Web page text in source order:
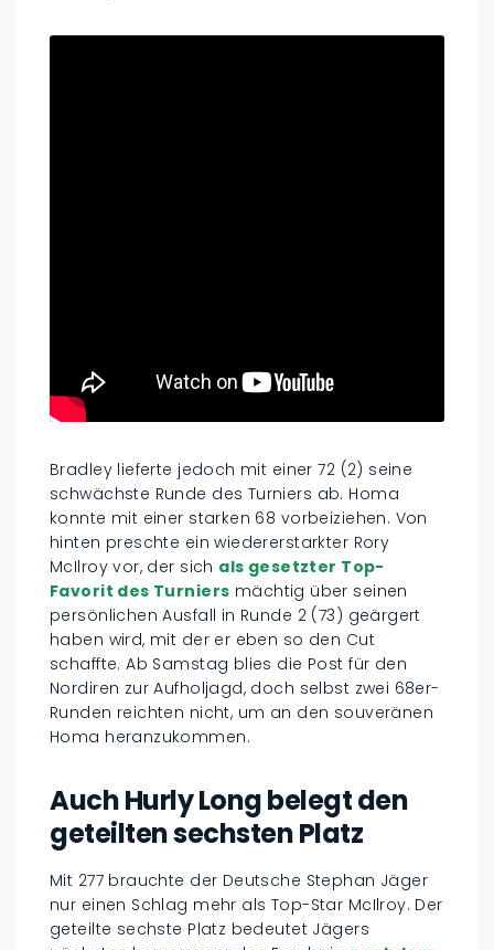
Bradley lieferte jedoch mit einer 72 (2) seine
schwächste Runde des Turniers ab. Homa
konnte mit einer starken 68 vorbeiziehen. Von
hinten preschte ein wiedererstarkter Rory
McIlroy vor, der sich als gesetzter Top-
Favorit des Turniers mächtig über seinen
persönlichen Ausfall in Runde 2 (73) geärgert
haben wird, mit der er eben so den Cut
schaffte. Ab Samstag blies die Post für den
Nordiren zur Aufholjagd, doch selbst zwei 68er-
Runden reichten nicht, um an den souveränen
Homa heranzukommen.
Auch Hurly Long belegt den
geteilten sechsten Platz
Mit 277 brauchte der Deutsche Stephan Jäger
nur einen Schlag mehr als Top-Star McIlroy. Der
geteilte sechste Platz bedeutet Jägers